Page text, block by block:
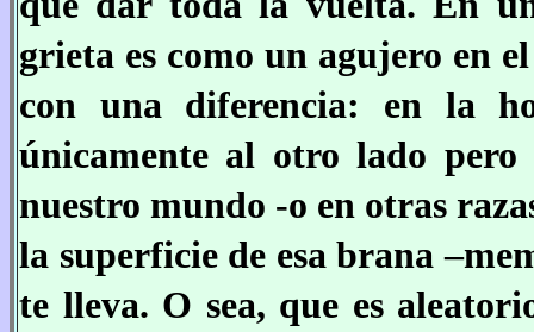
grieta es como un agujero en
con una diferencia: en la
únicamente al otro lado pero
nuestro mundo -o en otras
la superficie de esa brana
te lleva. O sea, que es